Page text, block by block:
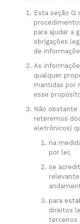
Esta seção G
para ajudar a
obrigações
de
As
qualquer
mantidas por
esse
Não obstante
reteremos
eletrônicos)
na
por lei;
se
para
direitos
terceiros